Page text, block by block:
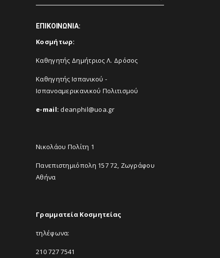
ΕΠΙΚΟΙΝΩΝΙΑ:
Κοσμήτωρ:
Καθηγητής Δημήτριος Λ. Δρόσος
Καθηγητής Ισπανικού -
Ισπανοαμερικανικού Πολιτισμού
e-mail: deanphil@uoa.gr
Νικολάου Πολίτη 1
Πανεπιστημιόπολη 157 72, Ζωγράφου
Αθήνα
Γραμματεία Κοσμητείας
τηλέφωνα:
210 727 7541